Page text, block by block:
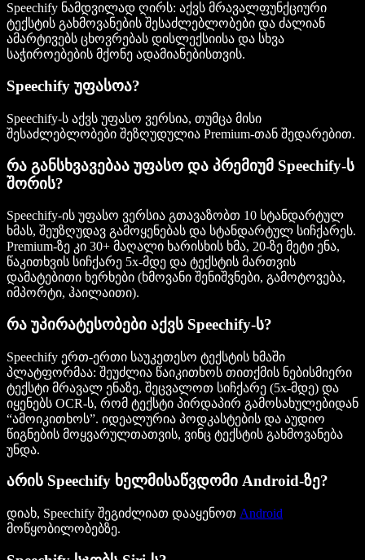
Speechify ნამდვილად ღირს: აქვს მრავალფუნქციური
ტექსტის გახმოვანების შესაძლებლობები და ძალიან
ამარტივებს ცხოვრებას დისლექსიისა და სხვა
საჭიროებების მქონე ადამიანებისთვის.
Speechify უფასოა?
Speechify-ს აქვს უფასო ვერსია, თუმცა მისი
შესაძლებლობები შეზღუდულია Premium-თან შედარებით.
რა განსხვავებაა უფასო და პრემიუმ Speechify-ს
შორის?
Speechify-ის უფასო ვერსია გთავაზობთ 10 სტანდარტულ
ხმას, შეუზღუდავ გამოყენებას და სტანდარტულ სიჩქარეს.
Premium-ზე კი 30+ მაღალი ხარისხის ხმა, 20-ზე მეტი ენა,
წაკითხვის სიჩქარე 5x-მდე და ტექსტის მართვის
დამატებითი ხერხები (ხმოვანი შენიშვნები, გამოტოვება,
იმპორტი, ჰაილაითი).
რა უპირატესობები აქვს Speechify-ს?
Speechify ერთ-ერთი საუკეთესო ტექსტის ხმაში
პლატფორმაა: შეუძლია წაიკითხოს თითქმის ნებისმიერი
ტექსტი მრავალ ენაზე, შეცვალოთ სიჩქარე (5x-მდე) და
იყენებს OCR-ს, რომ ტექსტი პირდაპირ გამოსახულებიდან
“ამოიკითხოს”. იდეალურია პოდკასტების და აუდიო
წიგნების მოყვარულთათვის, ვინც ტექსტის გახმოვანება
უნდა.
არის Speechify ხელმისაწვდომი Android-ზე?
დიახ, Speechify შეგიძლიათ დააყენოთ Android
მოწყობილობებზე.